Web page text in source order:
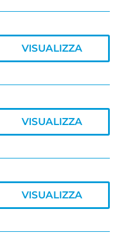
VISUALIZZA
VISUALIZZA
VISUALIZZA